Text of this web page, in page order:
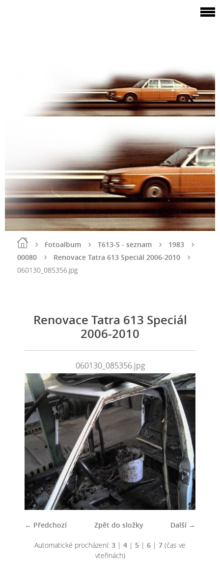
Fotoalbum T613-S - seznam
1983
00080
Renovace Tatra 613 Speciál 2006-2010
060130_085356.jpg
Renovace Tatra 613 Speciál
2006-2010
060130_085356.jpg
← Předchozí Další →
Zpět do složky
Automatické procházení: 3 | 4 | 5 | 6 | 7 (čas ve
vteřinách)